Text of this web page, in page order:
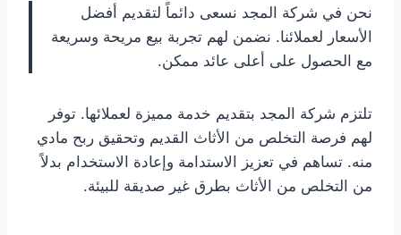
نحن في شركة المجد نسعى دائماً لتقديم أفضل
الأسعار لعملائنا. نضمن لهم تجربة بيع مريحة وسريعة
مع الحصول على أعلى عائد ممكن.
تلتزم شركة المجد بتقديم خدمة مميزة لعملائها. توفر
لهم فرصة التخلص من الأثاث القديم وتحقيق ربح مادي
منه. تساهم في تعزيز الاستدامة وإعادة الاستخدام بدلاً
من التخلص من الأثاث بطرق غير صديقة للبيئة.